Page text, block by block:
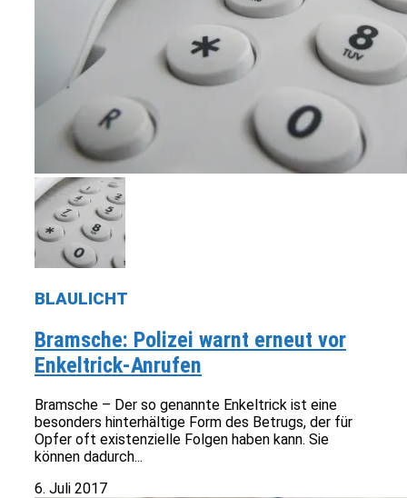
BLAULICHT
Bramsche: Polizei warnt erneut vor
Enkeltrick-Anrufen
Bramsche – Der so genannte Enkeltrick ist eine
besonders hinterhältige Form des Betrugs, der für
Opfer oft existenzielle Folgen haben kann. Sie
können dadurch...
6. Juli 2017